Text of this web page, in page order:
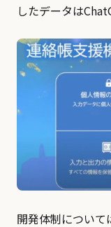
したデータは
開発体制につい